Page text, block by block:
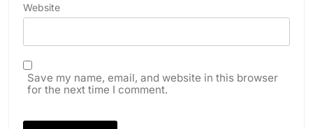
Website
Save my name, email, and website in this browser
for the next time I comment.